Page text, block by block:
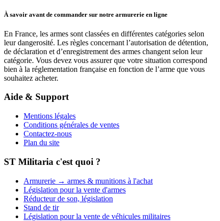
À savoir avant de commander sur notre armurerie en ligne
En France, les armes sont classées en différentes catégories selon
leur dangerosité. Les règles concernant l’autorisation de détention,
de déclaration et d’enregistrement des armes changent selon leur
catégorie. Vous devez vous assurer que votre situation correspond
bien à la réglementation française en fonction de l’arme que vous
souhaitez acheter.
Aide & Support
Mentions légales
Conditions générales de ventes
Contactez-nous
Plan du site
ST Militaria c'est quoi ?
Armurerie → armes & munitions à l'achat
Législation pour la vente d'armes
Réducteur de son, législation
Stand de tir
Législation pour la vente de véhicules militaires